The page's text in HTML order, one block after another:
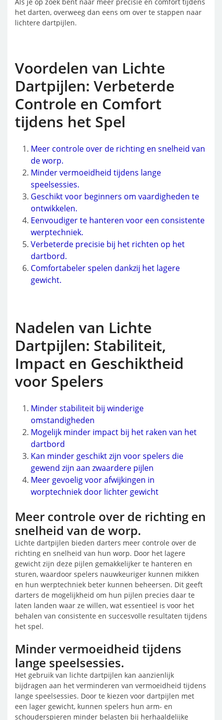
het darten, overweeg dan eens om over te stappen naar
lichtere dartpijlen.
Voordelen van Lichte
Dartpijlen: Verbeterde
Controle en Comfort
tijdens het Spel
Meer controle over de richting en snelheid van
de worp.
Minder vermoeidheid tijdens lange
speelsessies.
Geschikt voor beginners om vaardigheden te
ontwikkelen.
Eenvoudiger te hanteren voor een consistente
werptechniek.
Verbeterde precisie bij het richten op het
dartbord.
Comfortabeler spelen dankzij het lagere
gewicht.
Nadelen van Lichte
Dartpijlen: Stabiliteit,
Impact en Geschiktheid
voor Spelers
Minder stabiliteit bij winderige
omstandigheden
Mogelijk minder impact bij het raken van het
dartbord
Kan minder geschikt zijn voor spelers die
gewend zijn aan zwaardere pijlen
Meer gevoelig voor afwijkingen in
worptechniek door lichter gewicht
Meer controle over de richting en
snelheid van de worp.
Lichte dartpijlen bieden darters meer controle over de
richting en snelheid van hun worp. Door het lagere
gewicht zijn deze pijlen gemakkelijker te hanteren en
sturen, waardoor spelers nauwkeuriger kunnen mikken
en hun werptechniek beter kunnen beheersen. Dit geeft
darters de mogelijkheid om hun pijlen precies daar te
laten landen waar ze willen, wat essentieel is voor het
behalen van consistente en succesvolle resultaten tijdens
het spel.
Minder vermoeidheid tijdens
lange speelsessies.
Het gebruik van lichte dartpijlen kan aanzienlijk
bijdragen aan het verminderen van vermoeidheid tijdens
lange speelsessies. Door te kiezen voor dartpijlen met
een lager gewicht, kunnen spelers hun arm- en
schouderspieren minder belasten bij herhaaldelijke